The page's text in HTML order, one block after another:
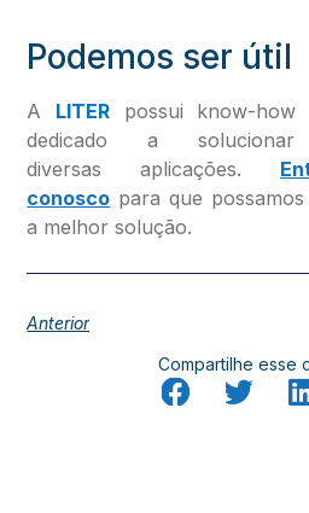
Podemos ser útil
A LITER possui know-
dedicado a
diversas aplicações.
conosco para que
a melhor solução.
Anterior
Compartilhe esse